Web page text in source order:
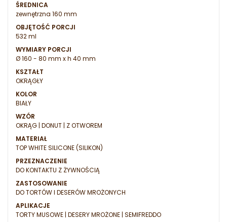
ŚREDNICA
zewnętrzna 160 mm
OBJĘTOŚĆ PORCJI
532 ml
WYMIARY PORCJI
Ø 160 - 80 mm x h 40 mm
KSZTAŁT
OKRĄGŁY
KOLOR
BIAŁY
WZÓR
OKRĄG | DONUT | Z OTWOREM
MATERIAŁ
TOP WHITE SILICONE (SILIKON)
PRZEZNACZENIE
DO KONTAKTU Z ŻYWNOŚCIĄ
ZASTOSOWANIE
DO TORTÓW I DESERÓW MROŻONYCH
APLIKACJE
TORTY MUSOWE | DESERY MROŻONE | SEMIFREDDO